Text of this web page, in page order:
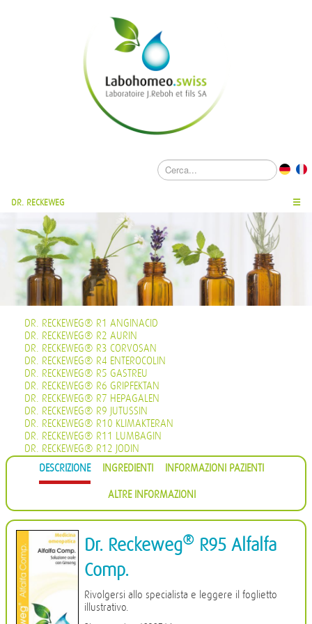
DR. RECKEWEG ☰
DR. RECKEWEG® R1 ANGINACID
DR. RECKEWEG® R2 AURIN
DR. RECKEWEG® R3 CORVOSAN
DR. RECKEWEG® R4 ENTEROCOLIN
DR. RECKEWEG® R5 GASTREU
DR. RECKEWEG® R6 GRIPFEKTAN
DR. RECKEWEG® R7 HEPAGALEN
DR. RECKEWEG® R9 JUTUSSIN
DR. RECKEWEG® R10 KLIMAKTERAN
DR. RECKEWEG® R11 LUMBAGIN
DR. RECKEWEG® R12 JODIN
DR. RECKEWEG® R13 PROHÄMORRHIN
DR. RECKEWEG® R14 QUIETA
DR. RECKEWEG® R16 CIMISAN
DR. RECKEWEG® R17 SCROPHULARIA NOD COMP.
DR. RECKEWEG® R18 CYSTOPHYLIN
DR. RECKEWEG® R19 EUGLANDIN-M
DR. RECKEWEG® R20 EUGLANDIN-F
DR. RECKEWEG® R22 NAJASTHEN
DR. RECKEWEG® R23 NOSODERM
DR. RECKEWEG® R24 PLEURASIN
DR. RECKEWEG® R25 PROSTATAN
DR. RECKEWEG® R26 REMISIN
DR. RECKEWEG® R27 RENOCALCIN
DESCRIZIONE INGREDIENTI INFORMAZIONI PAZIENTI
ALTRE INFORMAZIONI
Dr. Reckeweg® R95 Alfalfa
Comp.
Rivolgersi allo specialista e leggere il foglietto
illustrativo.